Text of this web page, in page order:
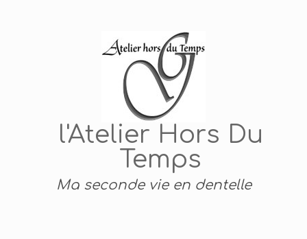
l'Atelier Hors Du
Temps
Ma seconde vie en dentelle